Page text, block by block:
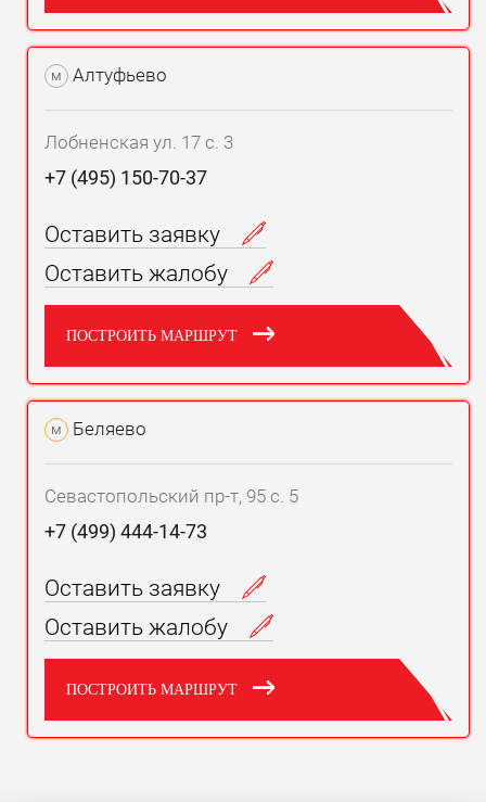
м Алтуфьево
Лобненская ул. 17 с. 3
+7 (495) 150-70-37
Оставить заявку
Оставить жалобу
ПОСТРОИТЬ МАРШРУТ
м Беляево
Севастопольский пр-т, 95 с. 5
+7 (499) 444-14-73
Оставить заявку
Оставить жалобу
ПОСТРОИТЬ МАРШРУТ